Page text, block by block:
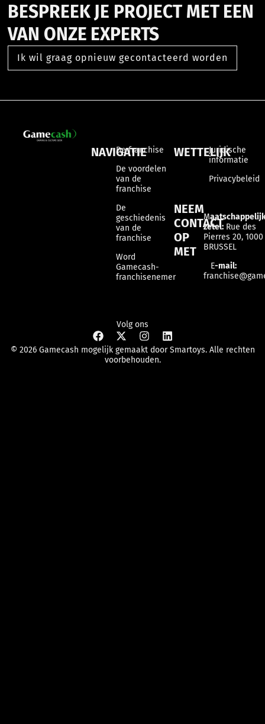
BESPREEK JE PROJECT MET EEN
VAN ONZE EXPERTS
Ik wil graag opnieuw gecontacteerd worden
NAVIGATIE
De franchise
De voordelen
van de
franchise
De
geschiedenis
van de
franchise
Word
Gamecash-
franchisenemer
WETTELIJK
Juridische
informatie
Privacybeleid
NEEM
CONTACT
OP
MET
M
zetel: Rue des
Pierres 20, 1000
BRUSSEL
E-mail:
Volg ons
© 2026 Gamecash mogelijk gemaakt door Smartoys. Alle rechten
voorbehouden.